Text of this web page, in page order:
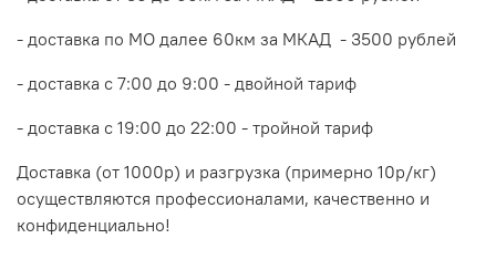
- доставка по МО далее 60км за МКАД - 3500 рублей
- доставка с 7:00 до 9:00 - двойной тариф
- доставка с 19:00 до 22:00 - тройной тариф
Доставка (от 1000р) и разгрузка (примерно 10р/кг)
осуществляются профессионалами, качественно и
конфиденциально!